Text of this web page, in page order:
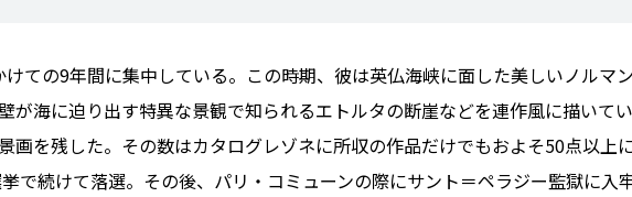
ての9年間に集中している。この時期、彼は英仏海峡に面した美しいノルマ
が海に迫り出す特異な景観で知られるエトルタの断崖などを連作風に描いて
画を残した。その数はカタログレゾネに所収の作品だけでもおよそ50点以上
で続けて落選。その後、パリ・コミューンの際にサント＝ペラジー監獄に入